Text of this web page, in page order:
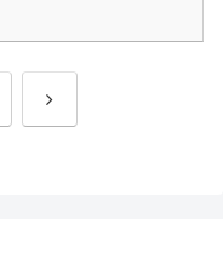
次